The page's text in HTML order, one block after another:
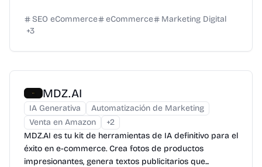
SEO eCommerce eCommerce
Marketing Digital
+3
MDZ.AI
IA Generativa
Automatización de Marketing
Venta en Amazon
+2
MDZ.AI es tu kit de herramientas de IA definitivo para el
éxito en e-commerce. Crea fotos de productos
impresionantes, genera textos publicitarios que...